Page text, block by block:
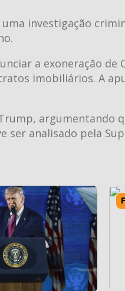
investigação
a exoneração de
imobiliários. A
argumentando
analisado pela